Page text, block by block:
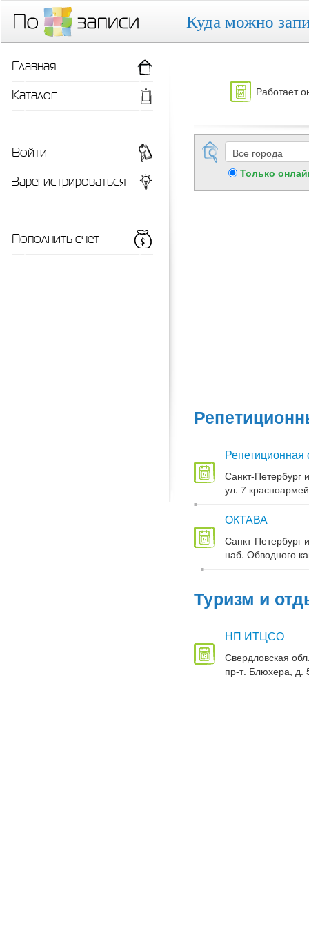
Куда можно
Работает
Только
Репетиционная
Санкт-Петербург
ул. 7
ОКТАВА
Санкт-Петербург
наб. Обводного
Туризм и
НП ИТЦСО
Свердловская
пр-т. Блюхера, д.
Главная
Каталог
Войти
Зарегистрироваться
Пополнить счет